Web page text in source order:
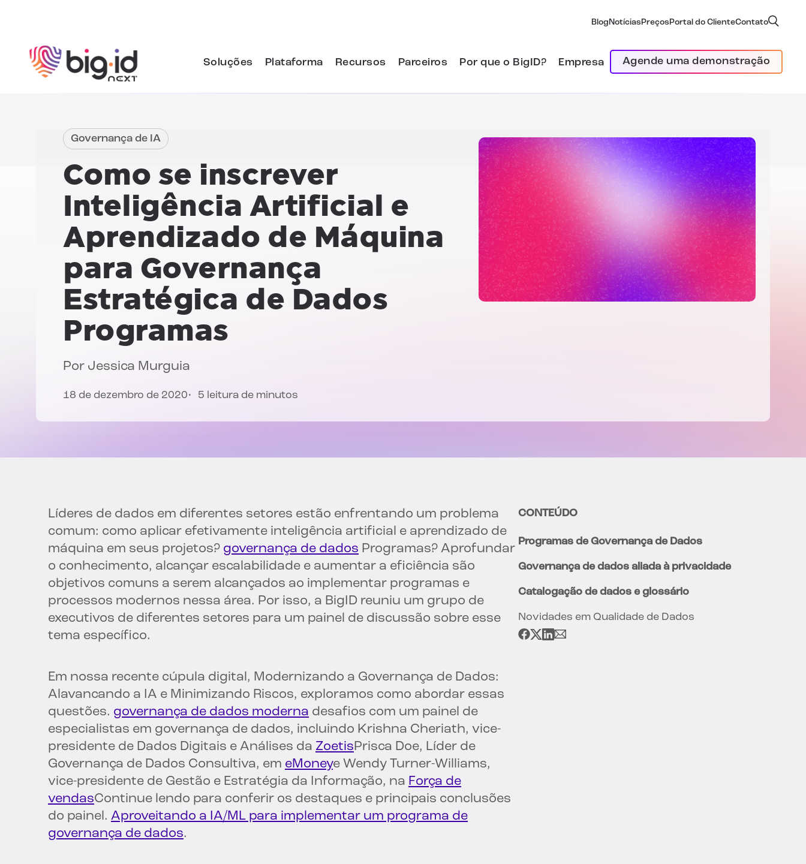
Blog Notícias Preços Portal do ClienteContato
Soluções Plataforma Recursos Parceiros Por que o BigID? Empresa Agende uma demonstração
Governança de IA
Como se inscrever
Inteligência Artificial e
Aprendizado de Máquina
para Governança
Estratégica de Dados
Programas
Por Jessica Murguia
18 de dezembro de 2020 5 leitura de minutos
Líderes de dados em diferentes setores estão enfrentando um problema
comum: como aplicar efetivamente inteligência artificial e aprendizado de
máquina em seus projetos? governança de dados Programas? Aprofundar
o conhecimento, alcançar escalabilidade e aumentar a eficiência são
objetivos comuns a serem alcançados ao implementar programas e
processos modernos nessa área. Por isso, a BigID reuniu um grupo de
executivos de diferentes setores para um painel de discussão sobre esse
tema específico.
Em nossa recente cúpula digital, Modernizando a Governança de Dados:
Alavancando a IA e Minimizando Riscos, exploramos como abordar essas
questões. governança de dados moderna desafios com um painel de
especialistas em governança de dados, incluindo Krishna Cheriath, vice-
presidente de Dados Digitais e Análises da ZoetisPrisca Doe, Líder de
Governança de Dados Consultiva, em eMoneye Wendy Turner-Williams,
vice-presidente de Gestão e Estratégia da Informação, na Força de
vendasContinue lendo para conferir os destaques e principais conclusões
do painel. Aproveitando a IA/ML para implementar um programa de
governança de dados.
CONTEÚDO
Programas de Governança de Dados
Governança de dados aliada à privacidade
Catalogação de dados e glossário
Novidades em Qualidade de Dados